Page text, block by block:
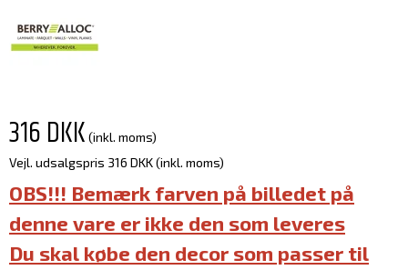
316 DKK (inkl. moms)
Vejl. udsalgspris 316 DKK(inkl. moms)
OBS!!! Bemærk farven på billedet på
denne vare er ikke den som leveres
Du skal købe den decor som passer til